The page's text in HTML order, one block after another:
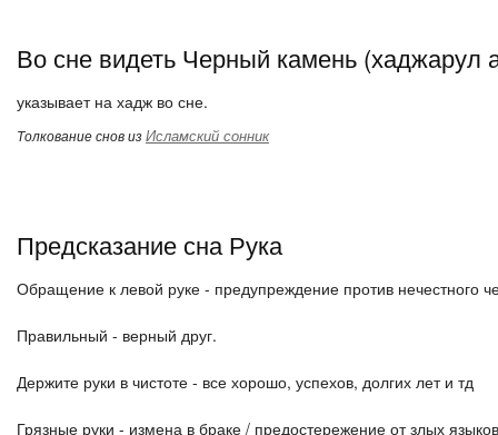
Во сне видеть Черный камень (хаджарул
указывает на хадж во сне.
Толкование снов изИсламский сонник
Предсказание сна Рука
Обращение к левой руке - предупреждение против нечестного
Правильный - верный друг.
Держите руки в чистоте - все хорошо, успехов, долгих лет и тд
Грязные руки - измена в браке / предостережение от злых